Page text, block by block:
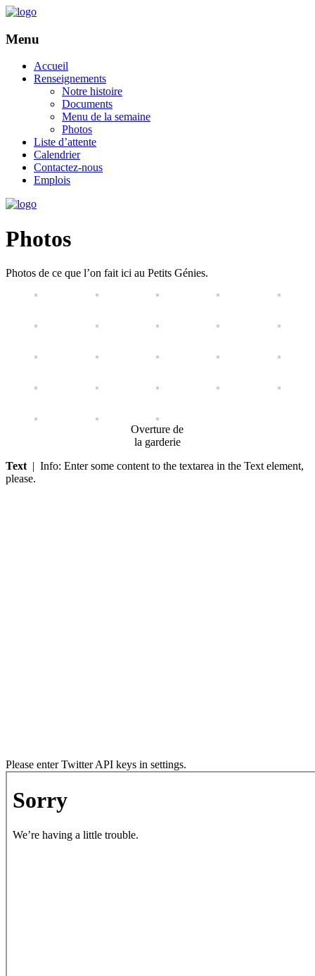
Menu
Accueil
Renseignements
Notre histoire
Documents
Menu de la semaine
Photos
Liste d’attente
Calendrier
Contactez-nous
Emplois
Photos
Photos de ce que l’on fait ici au Petits Génies.
Overture de
la garderie
Text | Info: Enter some content to the textarea in the Text element,
please.
Please enter Twitter API keys in settings.